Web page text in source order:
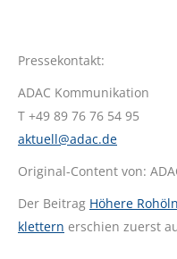
Pressekontakt:
ADAC Kommunikation
T +49 89 76 76 54 95
aktuell@adac.de
Original-Content von:
Der Beitrag Höhere
klettern erschien zuerst